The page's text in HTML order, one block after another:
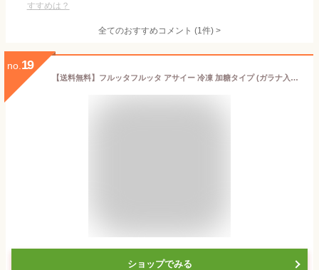
すすめは？
全てのおすすめコメント (1件) >
no. 19
【送料無料】フルッタフルッタ アサイー 冷凍 加糖タイプ (ガラナ入り) ポリフェノール 鉄分 アサイーボウル アサイーピューレ アサイースムージー 100g 12袋 [要冷凍]
ショップでみる